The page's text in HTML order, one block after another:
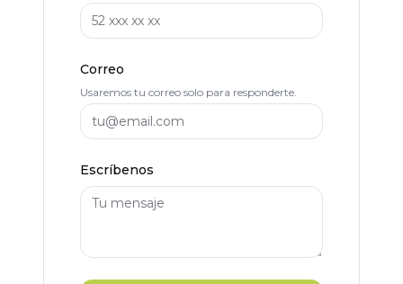
Correo
Usaremos tu correo solo para responderte.
Escríbenos